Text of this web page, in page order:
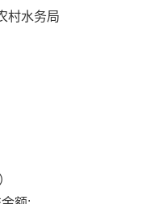
村水务局